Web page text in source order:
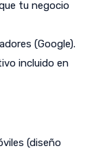
tu negocio
(Google).
incluido en
(diseño